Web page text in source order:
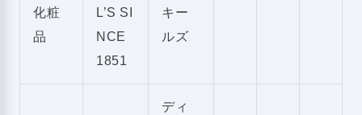
化粧
品
L’S SI
NCE
1851
キー
ルズ
ディ